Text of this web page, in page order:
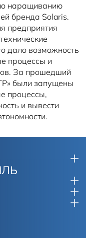
наращиванию
бренда Solaris.
предприятия
дало возможность
процессы и
За прошедший
были запущены
процессы,
и вывести